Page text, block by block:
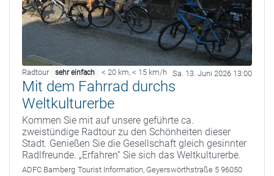
Radtour sehr einfach < 20 km, < 15 km/h Sa. 13. Juni 2026 13:00
Mit dem Fahrrad durchs
Weltkulturerbe
Kommen Sie mit auf unsere geführte ca.
zweistündige Radtour zu den Schönheiten dieser
Stadt. Genießen Sie die Gesellschaft gleich gesinnter
Radlfreunde. „Erfahren“ Sie sich das Weltkulturerbe.
ADFC Bamberg Tourist Information, Geyerswörthstraße 5 96050